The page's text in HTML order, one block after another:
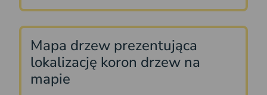
Mapa drzew prezentująca
lokalizację koron drzew na
mapie